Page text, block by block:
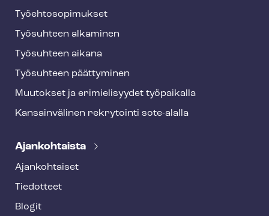
Työ­eh­to­so­pi­muk­set
Työsuhteen alkaminen
Työsuhteen aikana
Työsuhteen päättyminen
Muutokset ja erimielisyydet työpaikalla
Kansainvälinen rekrytointi sote-alalla
Ajankohtaista
Ajankohtaiset
Tiedotteet
Blogit